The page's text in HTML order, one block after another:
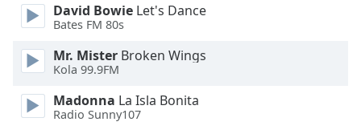
Family
Reset
Close
Modal
Dialog
David Bowie Let's Dance
Bates FM 80s
Mr. Mister Broken Wings
Kola 99.9FM
Madonna La Isla Bonita
Radio Sunny107